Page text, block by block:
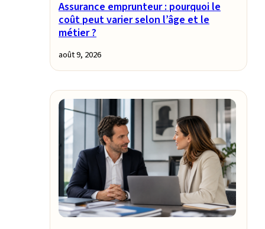
Assurance emprunteur : pourquoi le
coût peut varier selon l’âge et le
métier ?
août 9, 2026